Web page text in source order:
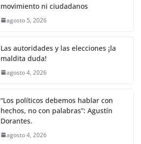
A
p
Li
k
a
movimiento ni ciudadanos
agosto 5, 2026
Las autoridades y las elecciones ¡la
maldita duda!
agosto 4, 2026
“Los políticos debemos hablar con
hechos, no con palabras”: Agustín
Dorantes.
agosto 4, 2026